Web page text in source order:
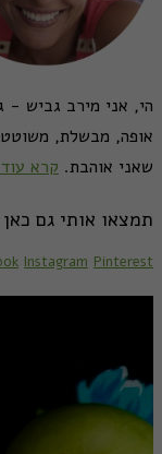
הי, אני מירב גביש -
אופה, מבשלת,
שאני אוהבת. קרא
תמצאו אותי גם כאן
Instagram Pinterest